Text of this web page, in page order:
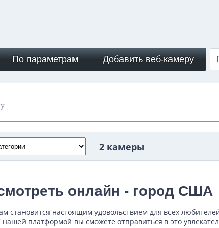
По параметрам Добавить веб-камеру
2 камеры
онлайн - город США
становится настоящим удовольствием для всех
платформой вы сможете отправиться в это